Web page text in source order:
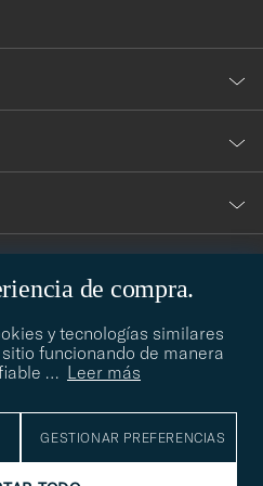
de compra.
y tecnologías similares
funcionando de manera
… Leer más
GESTIONAR PREFERENCIAS